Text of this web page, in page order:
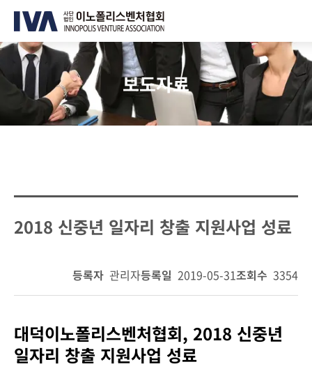
보도자료
2018 신중년 일자리 창출 지원사업 성료
등록자 관리자등록일 2019-05-31조회수 3354
대덕이노폴리스벤처협회, 2018 신중년
일자리 창출 지원사업 성료